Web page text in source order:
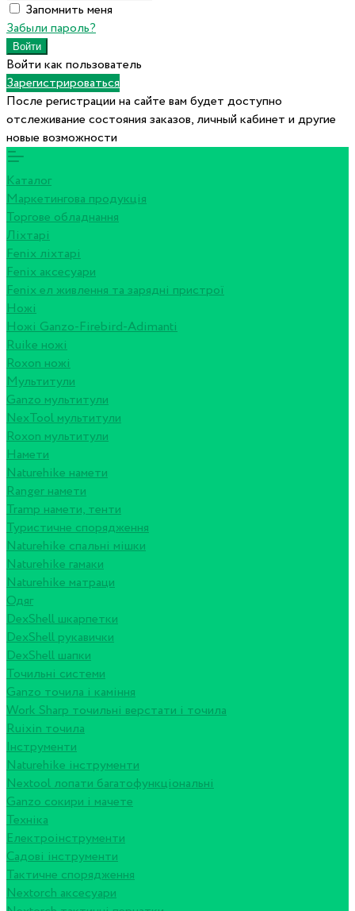
Запомнить меня
Забыли пароль?
Войти как пользователь
Зарегистрироваться
После регистрации на сайте вам будет доступно
отслеживание состояния заказов, личный кабинет и другие
новые возможности
Каталог
Маркетингова продукція
Торгове обладнання
Ліхтарі
Fenix ліхтарі
Fenix аксесуари
Fenix ел живлення та зарядні пристрої
Ножі
Ножі Ganzo-Firebird-Adimanti
Ruike ножі
Roxon ножi
Мультитули
Ganzo мультитули
NexTool мультитули
Roxon мультитули
Намети
Naturehike намети
Ranger намети
Tramp намети, тенти
Туристичне спорядження
Naturehike спальні мішки
Naturehike гамаки
Naturehike матраци
Одяг
DexShell шкарпетки
DexShell рукавички
DexShell шапки
Точильні системи
Ganzo точила і каміння
Work Sharp точильні верстати і точила
Ruixin точила
Інструменти
Naturehike інструменти
Nextool лопати багатофункціональні
Ganzo сокири і мачете
Техніка
Електроінструменти
Садові інструменти
Тактичне спорядження
Nextorch аксесуари